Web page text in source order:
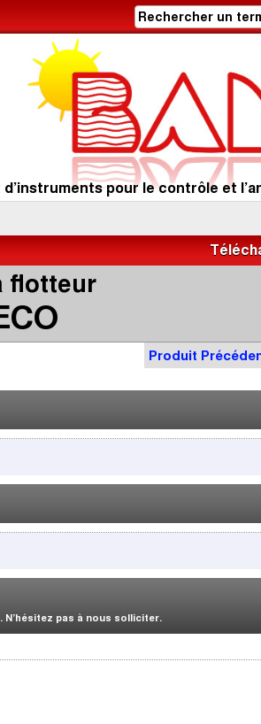
pour le contrôle et
flotteur
Produit
N’hésitez pas à nous solliciter.